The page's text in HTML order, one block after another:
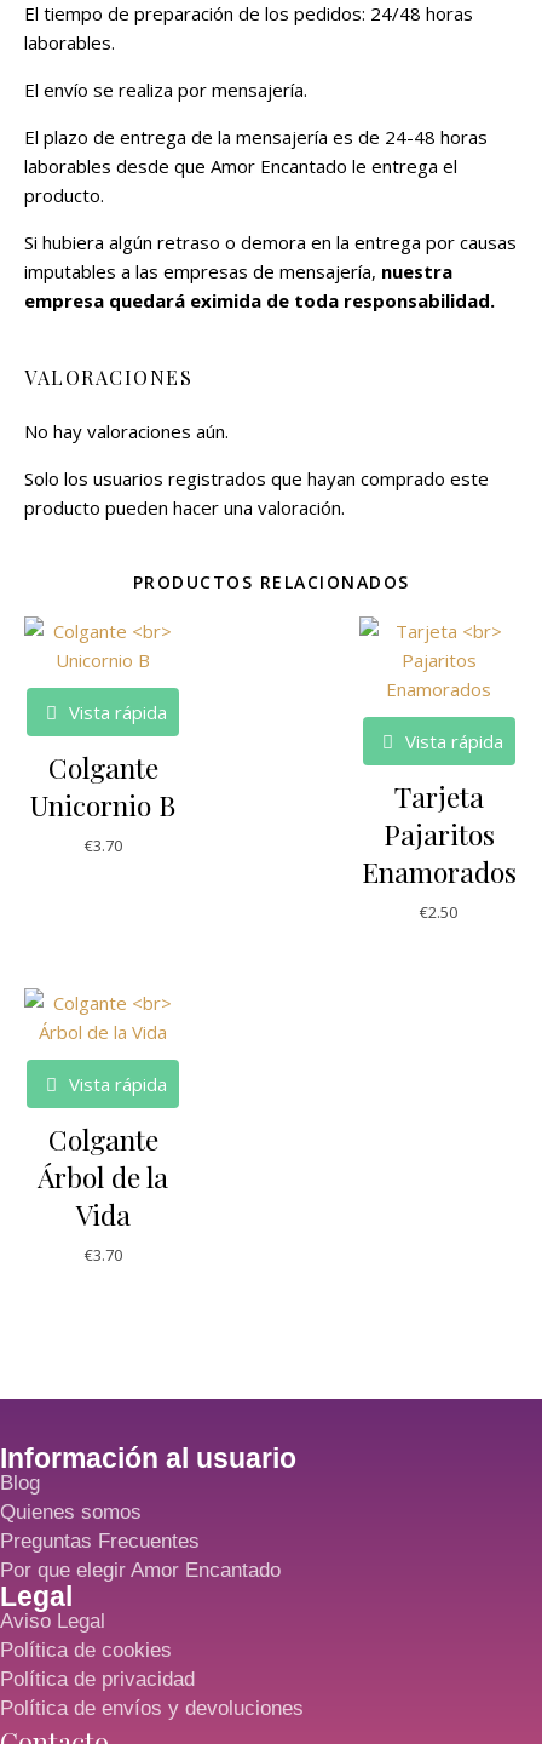
El tiempo de preparación de los pedidos: 24/48 horas
laborables.
El envío se realiza por mensajería.
El plazo de entrega de la mensajería es de 24-48 horas
laborables desde que Amor Encantado le entrega el
producto.
Si hubiera algún retraso o demora en la entrega por causas
imputables a las empresas de mensajería, nuestra
empresa quedará eximida de toda responsabilidad.
VALORACIONES
No hay valoraciones aún.
Solo los usuarios registrados que hayan comprado este
producto pueden hacer una valoración.
PRODUCTOS RELACIONADOS
Vista rápida
Colgante
Unicornio B
€3.70
Vista rápida
Tarjeta
Pajaritos
Enamorados
€2.50
Vista rápida
Colgante
Árbol de la
Vida
€3.70
Información al usuario
Blog
Quienes somos
Preguntas Frecuentes
Por que elegir Amor Encantado
Legal
Aviso Legal
Política de cookies
Política de privacidad
Política de envíos y devoluciones